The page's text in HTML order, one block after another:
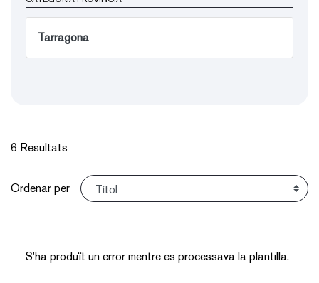
Tarragona
6 Resultats
Ordena
Ordenar per
S'ha produït un error mentre es processava la plantilla.